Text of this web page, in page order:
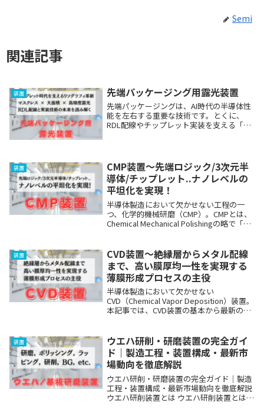
Semi
関連記事
装置 先端パッケージング用露光装置
先端パッケージングは、AI時代の半導体性
能を左右する重要な技術です。とくに、
RDL配線やチップレット実装を支える「先
フィールド...
装置
CMP装置〜先端ロジック/3次元半
導体/チップレット..ナノレベルの
平坦化を実現！
半導体製造において欠かせない工程の一
つ、化学的機械研磨（CMP）。CMPとは、
Chemical Mechanical Polishingの略で「化
ばれ...
装置
CVD装置〜絶縁層からメタル配線
まで、高い膜厚均一性を実現する
薄膜形成プロセスの主役
半導体製造において欠かせない
CVD（Chemical Vapor Deposition）装置。
本記事では、CVD装置の基本から最新のト
に興味のある方必見の内容です。...
装置
ウエハ研削・研磨装置の完全ガイ
ド｜製造工程・装置構成・最新市
場動向を徹底解説
ウエハ研削・研磨装置の完全ガイド｜製造
工程・装置構成・最新市場動向を徹底解説
ウエハ研削装置とは ウエハ研削装置とは、